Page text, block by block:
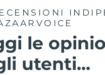
le
utenti...